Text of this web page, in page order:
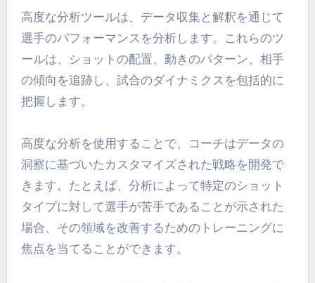
高度な分析ツールは、データ収集と解釈を通じて
選手のパフォーマンスを分析します。これらのツ
ールは、ショットの配置、動きのパターン、相手
の傾向を追跡し、試合のダイナミクスを包括的に
把握します。
高度な分析を使用することで、コーチはデータの
洞察に基づいたカスタマイズされた戦略を開発で
きます。たとえば、分析によって特定のショット
タイプに対して選手が苦手であることが示された
場合、その領域を改善するためのトレーニングに
焦点を当てることができます。